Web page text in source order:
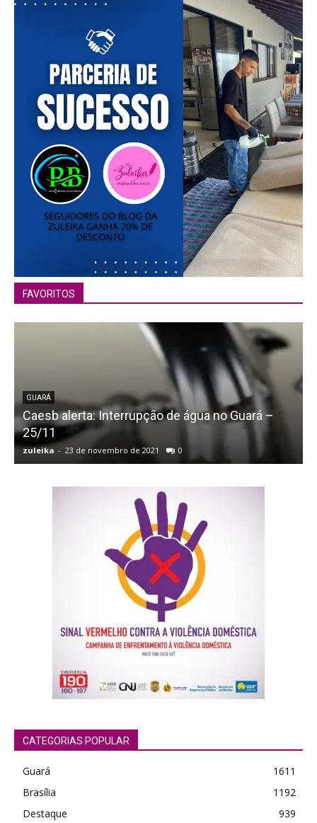
FAVORITOS
GUARÁ
Caesb alerta: Interrupção de água no Guará –
25/11
zuleika - 23 de novembro de 2021 0
CATEGORIAS POPULAR
Guará
1611
Brasília
1192
Destaque
939